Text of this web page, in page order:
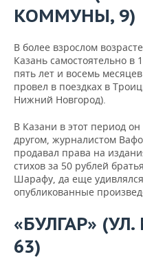
КОММУНЫ, 9)
В более взрослом
Казань самостоятельно в
пять лет и восемь
провел в поездках в
Нижний Новгород).
В Казани в этот период
другом, журналистом
продавал права на
стихов за 50 рублей
Шарафу, да еще
опубликованные
«БУЛГАР»
63)